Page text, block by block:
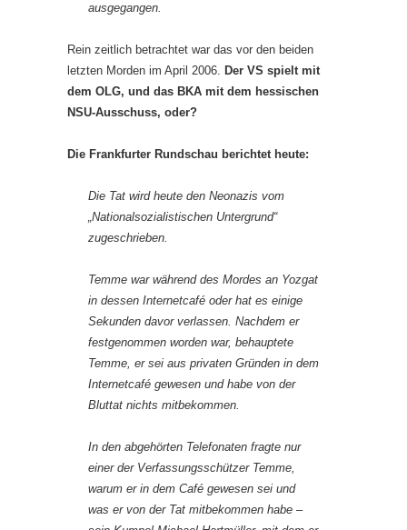
ausgegangen.
Rein zeitlich betrachtet war das vor den beiden
letzten Morden im April 2006. Der VS spielt mit
dem OLG, und das BKA mit dem hessischen
NSU-Ausschuss, oder?
Die Frankfurter Rundschau berichtet heute:
Die Tat wird heute den Neonazis vom
„Nationalsozialistischen Untergrund“
zugeschrieben.
Temme war während des Mordes an Yozgat
in dessen Internetcafé oder hat es einige
Sekunden davor verlassen. Nachdem er
festgenommen worden war, behauptete
Temme, er sei aus privaten Gründen in dem
Internetcafé gewesen und habe von der
Bluttat nichts mitbekommen.
In den abgehörten Telefonaten fragte nur
einer der Verfassungsschützer Temme,
warum er in dem Café gewesen sei und
was er von der Tat mitbekommen habe –